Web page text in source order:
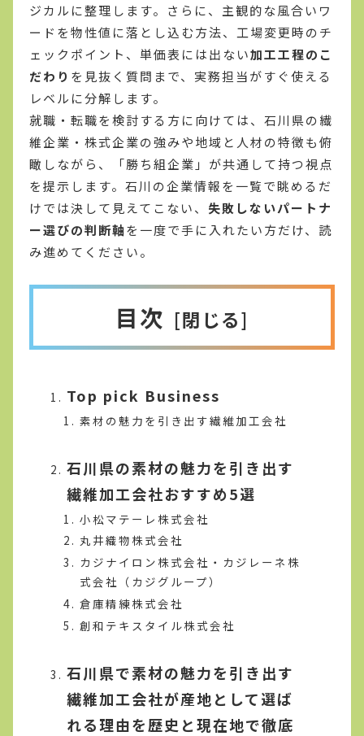
ジカルに整理します。さらに、主観的な風合いワ
ードを物性値に落とし込む方法、工場変更時のチ
ェックポイント、単価表には出ない加工工程のこ
だわり を見抜く質問まで、実務担当がすぐ使える
レベルに分解します。
就職・転職を検討する方に向けては、石川県の繊
維企業・株式企業の強みや地域と人材の特徴も俯
瞰しながら、「勝ち組企業」が共通して持つ視点
を提示します。石川の企業情報を一覧で眺めるだ
けでは決して見えてこない、 失敗しないパートナ
ー選びの判断軸を一度で手に入れたい方だけ、読
み進めてください。
目次
Top pick Business
素材の魅力を引き出す繊維加工会社
石川県の素材の魅力を引き出す
繊維加工会社おすすめ5選
小松マテーレ株式会社
丸井織物株式会社
カジナイロン株式会社・カジレーネ株
式会社（カジグループ）
倉庫精練株式会社
創和テキスタイル株式会社
石川県で素材の魅力を引き出す
繊維加工会社が産地として選ば
れる理由を歴史と現在地で徹底